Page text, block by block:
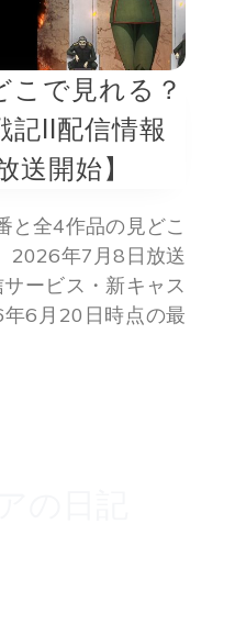
こで見れる？
記II配信情報
開始】
と全4作品の見どこ
2026年7月8日放送
ービス・新キャス
6月20日時点の最